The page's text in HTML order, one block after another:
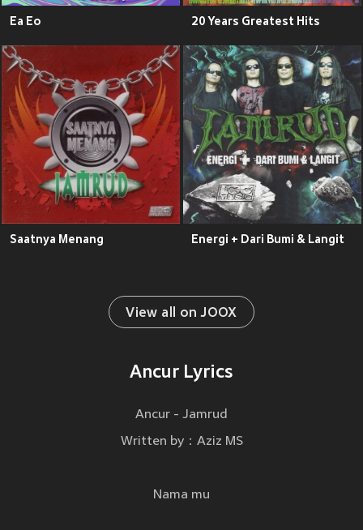
Ea Eo 20 Years Greatest Hits
Saatnya Menang Energi + Dari Bumi & Langit
View all on JOOX
Ancur Lyrics
Ancur - Jamrud
Written by：Aziz MS
Nama mu